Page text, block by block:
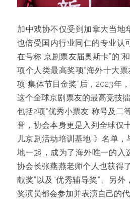
加中戏协不仅受到加拿大当地
也倍受国内行业同仁的专业认
在号称“京剧票友届奥斯卡”的“
项个人类最高奖项“海外十大票
项“集体节目金奖”后，2023年
这个全球京剧票友的最高竞技
包括2项“优秀小票友“称号及二
誉，协会本身更是入列全球仅
儿京剧活动培训基地”》名单
地一起，成为了海外唯一的入
协会长张燕燕老师个人也获得
献奖”以及“优秀辅导奖”。另
奖演员都会参加并表演自己的代